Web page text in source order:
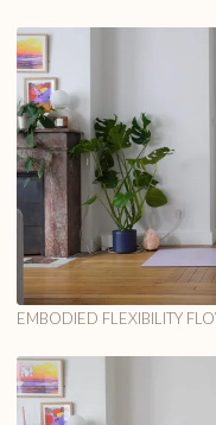
EMBODIED FLEXIBILITY